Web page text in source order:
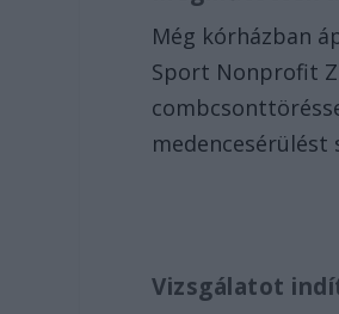
Még kórházban
Sport Nonprofit
medencesérülést
Vizsgálatot